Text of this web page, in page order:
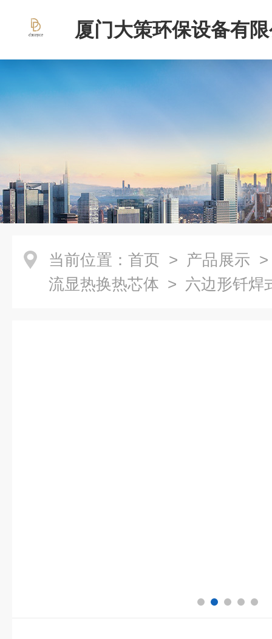
厦门大策环保设备有
当前位置： 首页 > 产品展示
流显热换热芯体 > 六边形钎焊